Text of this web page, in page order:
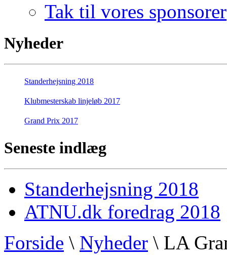
Tak til vores sponsorer
Nyheder
Standerhejsning 2018
Klubmesterskab linjeløb 2017
Grand Prix 2017
Seneste indlæg
Standerhejsning 2018
ATNU.dk foredrag 2018
Forside \ Nyheder \ LA